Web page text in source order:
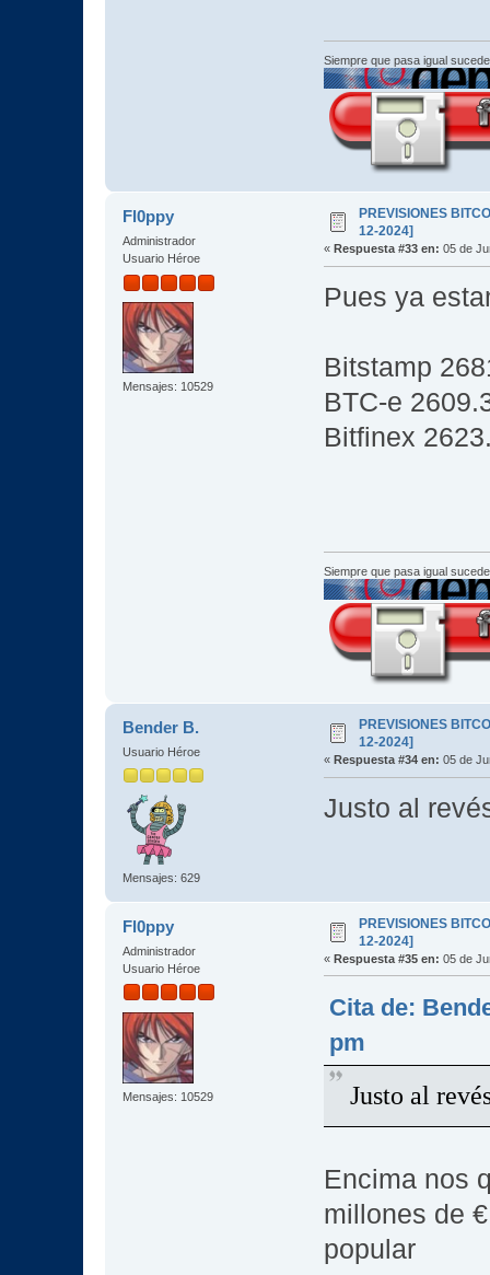
Siempre que pasa igual
Fl0ppy
Administrador
Usuario Héroe
Mensajes: 10529
PREVISIONES
12-2024]
« Respuesta #33 en: 05 de
Pues ya
Bitstamp
BTC-e
Bitfinex
Siempre que pasa igual
Bender B.
Usuario Héroe
Mensajes: 629
PREVISIONES
12-2024]
« Respuesta #34 en: 05 de
Justo al
Fl0ppy
Administrador
Usuario Héroe
Mensajes: 10529
PREVISIONES
12-2024]
« Respuesta #35 en: 05 de
Cita de:
pm
Justo al
Encima nos
millones de
popular